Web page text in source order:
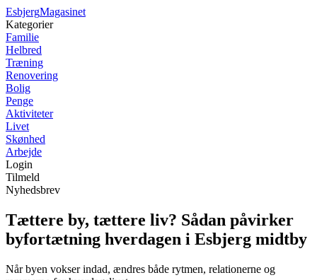
EsbjergMagasinet
Kategorier
Familie
Helbred
Træning
Renovering
Bolig
Penge
Aktiviteter
Livet
Skønhed
Arbejde
Login
Tilmeld
Nyhedsbrev
Tættere by, tættere liv? Sådan påvirker
byfortætning hverdagen i Esbjerg midtby
Når byen vokser indad, ændres både rytmen, relationerne og